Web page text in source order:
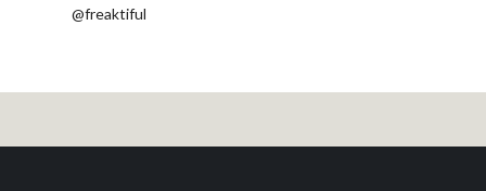
@freaktiful